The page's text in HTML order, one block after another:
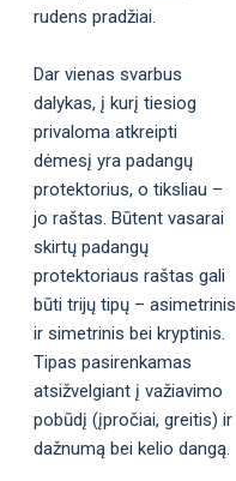
rudens pradžiai.
Dar vienas svarbus
dalykas, į kurį tiesiog
privaloma atkreipti
dėmesį yra padangų
protektorius, o tiksliau –
jo raštas. Būtent vasarai
skirtų padangų
protektoriaus raštas gali
būti trijų tipų – asimetrinis
ir simetrinis bei kryptinis.
Tipas pasirenkamas
atsižvelgiant į važiavimo
pobūdį (įpročiai, greitis) ir
dažnumą bei kelio dangą.